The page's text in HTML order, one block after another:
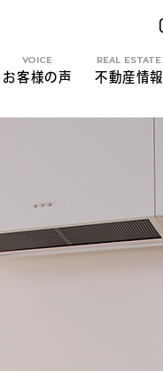
VOICE
お客様の声
REAL ESTATE
不動産情報